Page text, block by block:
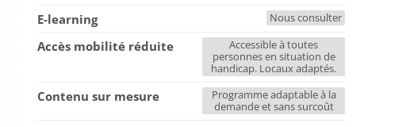
E-learning Nous consulter
Accès mobilité réduite
Accessible à toutes
personnes en situation de
handicap. Locaux adaptés.
Contenu sur mesure
Programme adaptable à la
demande et sans surcoût